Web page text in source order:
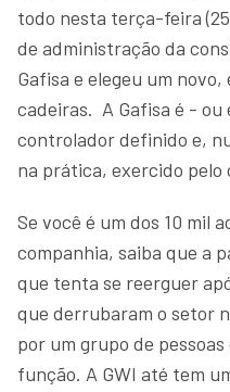
todo nesta terça-feira
de administração da
Gafisa e elegeu um
cadeiras. A Gafisa é - ou
controlador definido e,
na prática, exercido pelo
Se você é um dos 10 mil
companhia, saiba que a
que tenta se reerguer
que derrubaram o setor
por um grupo de
função. A GWI até tem